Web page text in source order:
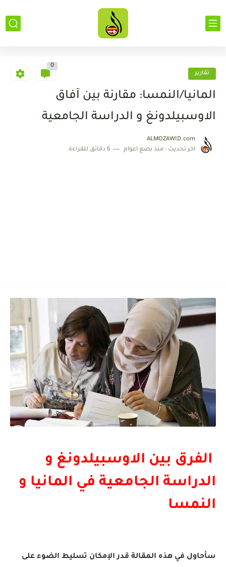
تقارير
0
المانيا/النمسا: مقارنة بين آفاق
الاوسبيلدونغ و الدراسة الجامعية
ALMOZAWID.com
اخر تحديث : منذ بضع اعوام 6 دقائق للقراءة
الفرق بين الاوسبيلدونغ و
الدراسة الجامعية في المانيا و
النمسا
سأحاول في هذه المقالة قدر الإمكان تسليط الضوء على